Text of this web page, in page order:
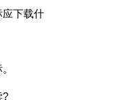
应下载什
?